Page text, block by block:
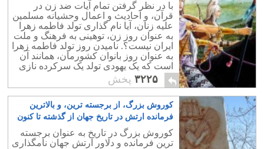
با در نظر گرفتن تمام آیات ضد زن در
قرآن، و احادیث و اعمال وحشیانه مسلمین
علیه زنان، آیا نام گذاری تولد فاطمه زهرا
به عنوان روز زن، توهینی به فرهنگ و ملت
ایران نیست؟. نامیدن روز تولد فاطمه زهرا
به عنوان روز بانوان کشورمان، همانند آن
است که یک یهودی تولد یک سرکرده نازی
را روز زنان بداند.
۳۲۲۵ پخش
کوروش بزرگ، از برجسته ترین، و بالاترین
فرمانده ارتش در تاریخ جهان از گذشته تا کنون
کوروش بزرگ در تاریخ به عنوان برجسته
ترین فرمانده و دلاور ارتش جهان نامگذاری